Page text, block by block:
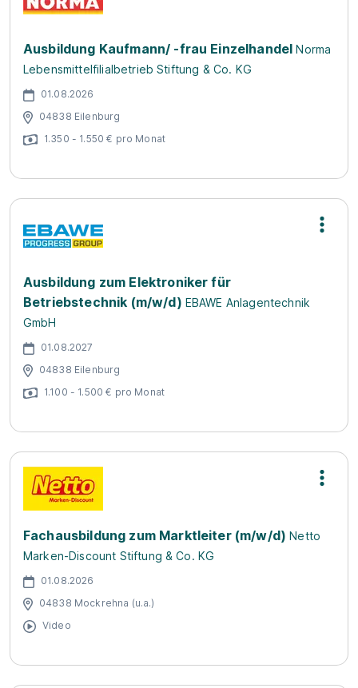
Ausbildung Kaufmann/ -frau Einzelhandel Norma
Lebensmittelfilialbetrieb Stiftung & Co. KG
01.08.2026
04838 Eilenburg
1.350 - 1.550 € pro Monat
Ausbildung zum Elektroniker für
Betriebstechnik (m/w/d) EBAWE Anlagentechnik
GmbH
01.08.2027
04838 Eilenburg
1.100 - 1.500 € pro Monat
Fachausbildung zum Marktleiter (m/w/d) Netto
Marken-Discount Stiftung & Co. KG
01.08.2026
04838 Mockrehna (u.a.)
Video